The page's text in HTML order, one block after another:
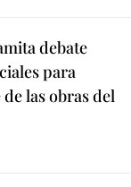
debate
para
las obras del